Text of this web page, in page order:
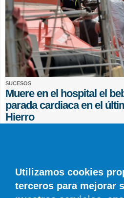
SUCESOS
Muere en el hospital el
parada cardiaca en el
Hierro
Utilizamos cookies
terceros para mejorar